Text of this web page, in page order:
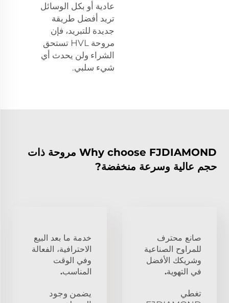
عادية أو بكل الوسائل
تريد أفضل طريقة
جديدة للتبريد، فإن
مروحة HVL تستحق
الشراء ولن يحدث أي
شيء سلبي.
Why choose FJDIAMOND مروحة ذات
حجم عالية وسرعة منخفضة?
صانع محترف
للمراوح الصناعية
وشريكك الأفضل
في التهوية.
تغطي
خدمة ما بعد البيع
الاحترافية، الفعالة
وفي الوقت
المناسب.
يضمن وجود